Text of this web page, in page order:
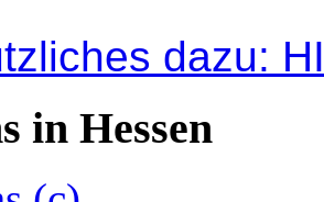
dazu:
in Hessen